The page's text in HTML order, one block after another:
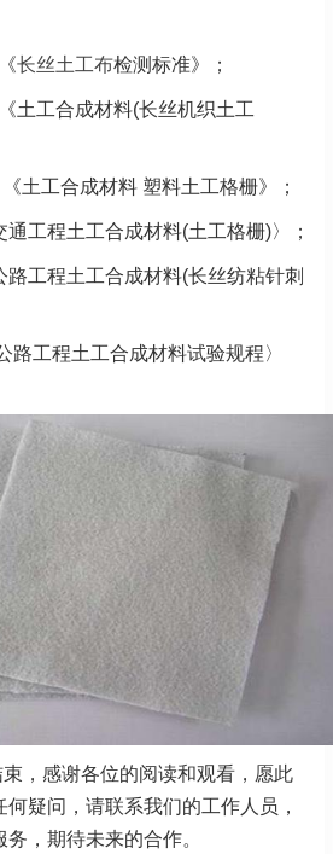
长丝土工布检测标准》；
土工合成材料(长丝机织土工
土工合成材料 塑料土工格栅》；
工程土工合成材料(土工格栅)〉；
工程土工合成材料(长丝纺粘针刺
路工程土工合成材料试验规程〉
，感谢各位的阅读和观看，愿此
疑问，请联系我们的工作人员，
，期待未来的合作。